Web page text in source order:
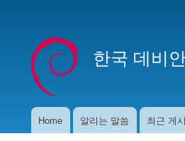
account
menu
한국 데비
MainHome 알리는 말씀 최근 게